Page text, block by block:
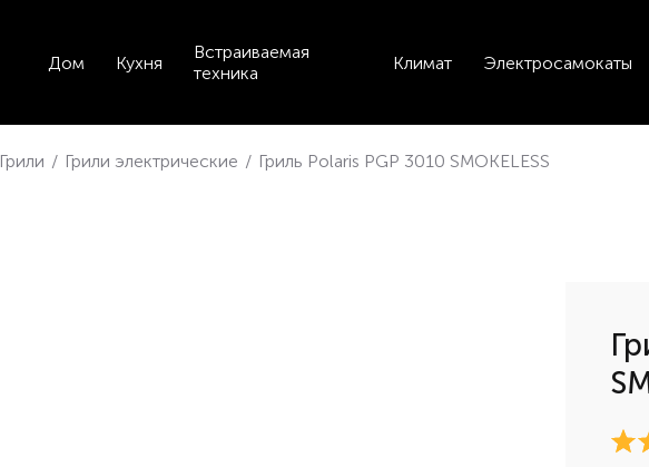
Дом Кухня
Встраиваемая
техника
Климат Электросамокаты
Грили / Грили электрические / Гриль Polaris PGP 3010 SMOKELESS